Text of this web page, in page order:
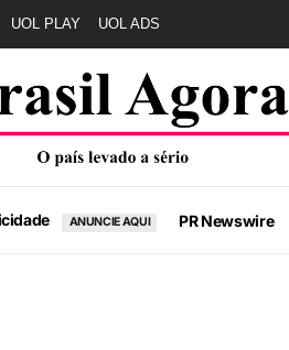
UOL PLAY UOL ADS
ANUNCIE AQUI PR Newswire